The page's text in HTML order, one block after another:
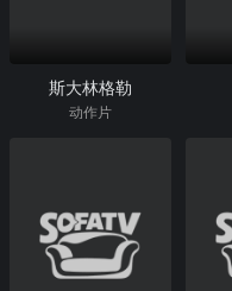
斯大林格勒
动作片